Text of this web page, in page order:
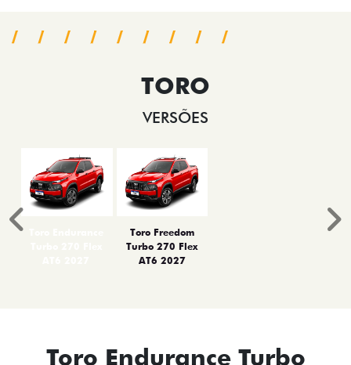
TORO
VERSÕES
Toro Freedom
Turbo 270 Flex
AT6 2027
Anterior
Toro Endurance Turbo